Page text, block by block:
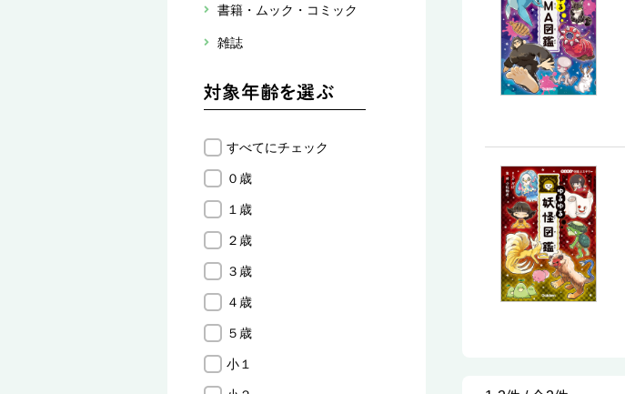
書籍・ムック・コミック
雑誌
すべてにチェック
０歳
１歳
２歳
３歳
４歳
５歳
小１